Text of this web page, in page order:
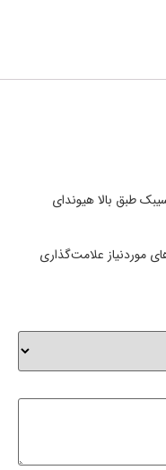
طبق بالا هیوندای
موردنیاز علامت‌گذاری